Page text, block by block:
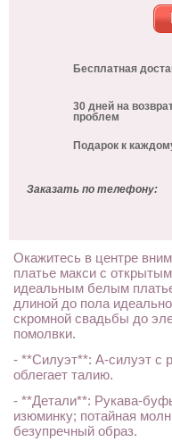
Бесплатная
30 дней на
проблем
Подарок к
Заказать по телефону:
Окажитесь в центре
платье макси с
идеальным белым
длиной до пола
скромной свадьбы до
помолвки.
- **Силуэт**: А-силуэт с
облегает талию.
- **Детали**: Рукава-
изюминку; потайная
безупречный образ.